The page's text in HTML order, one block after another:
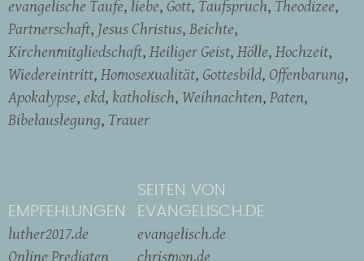
evangelische Taufe liebe Gott Taufspruch Theodizee
Partnerschaft Jesus Christus Beichte
Kirchenmitgliedschaft Heiliger Geist Hölle Hochzeit
Wiedereintritt Homosexualität Gottesbild Offenbarung
Apokalypse ekd katholisch Weihnachten Paten
Bibelauslegung Trauer
EMPFEHLUNGEN
luther2017.de
Online Predigten
SEITEN VON
EVANGELISCH.DE
evangelisch.de
chrismon.de